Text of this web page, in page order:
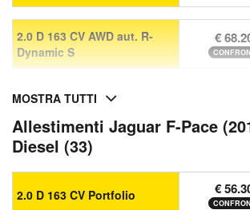
2.0 D 163 CV AWD aut. R-
Dynamic S
€
MOSTRA TUTTI
Allestimenti Jaguar F-Pace
Diesel (33)
2.0 D 163 CV Portfolio €